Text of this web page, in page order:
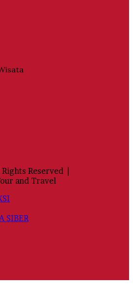
Reserved |
and Travel
SIBER